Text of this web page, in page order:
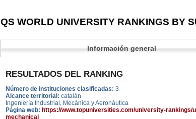
QS WORLD UNIVERSITY RANKINGS BY
Información general
RESULTADOS DEL RANKING
Número de instituciones clasificadas: 3
Alcance territorial: catalán
Ingeniería Industrial, Mecánica y Aeronáutica
Página web: https://www.topuniversities.com/university-
mechanical